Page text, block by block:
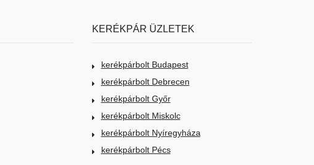
KERÉKPÁR ÜZLETEK
kerékpárbolt Budapest
kerékpárbolt Debrecen
kerékpárbolt Győr
kerékpárbolt Miskolc
kerékpárbolt Nyíregyháza
kerékpárbolt Pécs